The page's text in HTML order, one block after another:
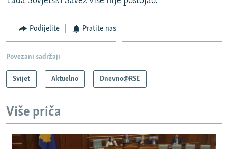
Podijelite Pratite nas
Povezani sadržaji
Svijet Aktuelno Dnevno@RSE
Više priča